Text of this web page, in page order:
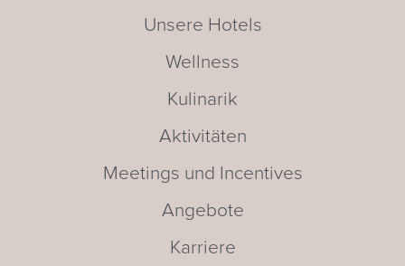
Unsere Hotels
Wellness
Kulinarik
Aktivitäten
Meetings und Incentives
Angebote
Karriere